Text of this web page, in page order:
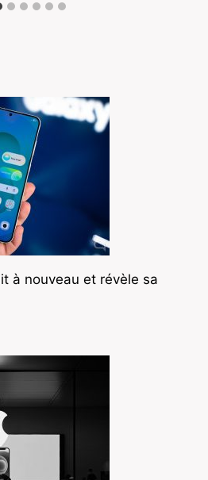
à nouveau et révèle sa